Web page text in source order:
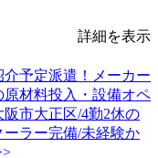
詳細を表示